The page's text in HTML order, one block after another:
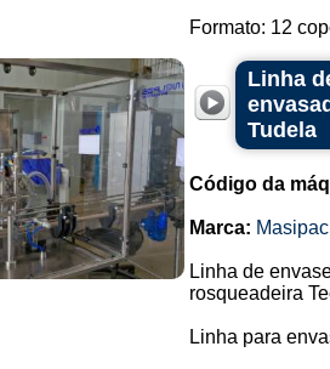
Formato: 12
Linha
Tudela
Código da
Marca:
Linha de
rosqueadeira
Linha para